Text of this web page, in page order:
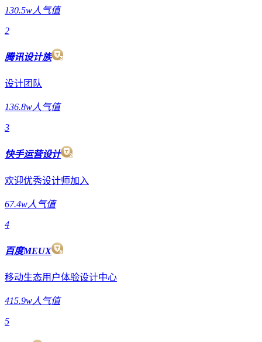
130.5w人气值
2
腾讯设计族
设计团队
136.8w人气值
3
快手运营设计
欢迎优秀设计师加入
67.4w人气值
4
百度MEUX
移动生态用户体验设计中心
415.9w人气值
5